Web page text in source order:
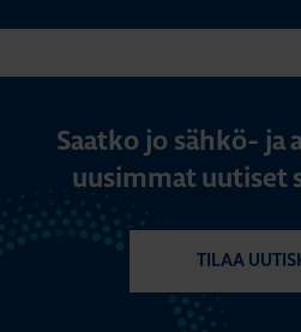
Saatko jo sähkö- ja
uusimmat uutiset
TILAA